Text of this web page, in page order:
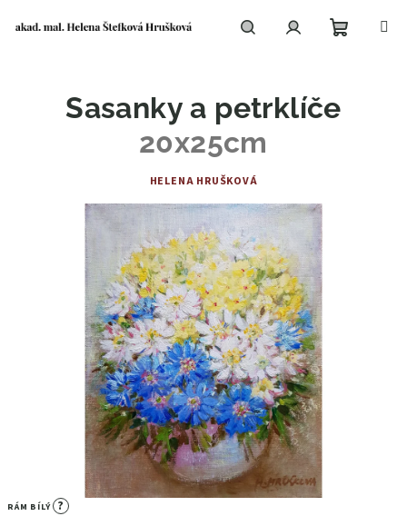
košík
RÁM BÍLÝ ?
Sasanky a petrklíče
20x25cm
HELENA HRUŠKOVÁ